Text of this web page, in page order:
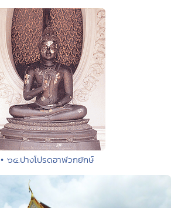
• ๖๔.ปางโปรดอาฬวกยักษ์